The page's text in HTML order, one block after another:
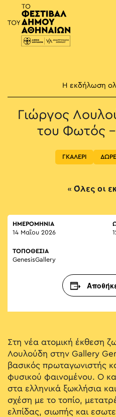
Κύρια
Η εκδήλωση
Γιώργος
του Φωτός
ΓΚΑΛΕΡΙ
« Όλες οι
ΗΜΕΡΟΜΗΝΙΑ
14 Μαΐου 2026
ΤΟΠΟΘΕΣΙΑ
GenesisGallery
Στη νέα ατομική έκθεση
Λουλούδη στην Gallery
βασικός πρωταγωνιστής
φυσικού φαινομένου. Ο
στα ελληνικά ξωκλήσια
σχέση με το τοπίο,
ελπίδας, σιωπής και